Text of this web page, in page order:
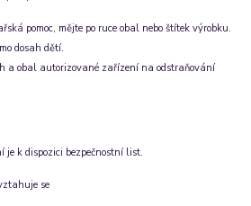
pomoc, mějte po ruce obal nebo štítek výrobku.
dosah dětí.
a obal autorizované zařízení na odstraňování
k dispozici bezpečnostní list.
se